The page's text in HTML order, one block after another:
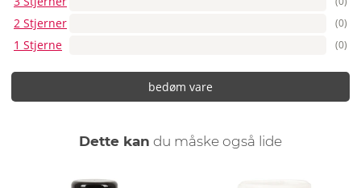
2 Stjerner (0)
1 Stjerne (0)
bedøm vare
Dette kan du måske også lide